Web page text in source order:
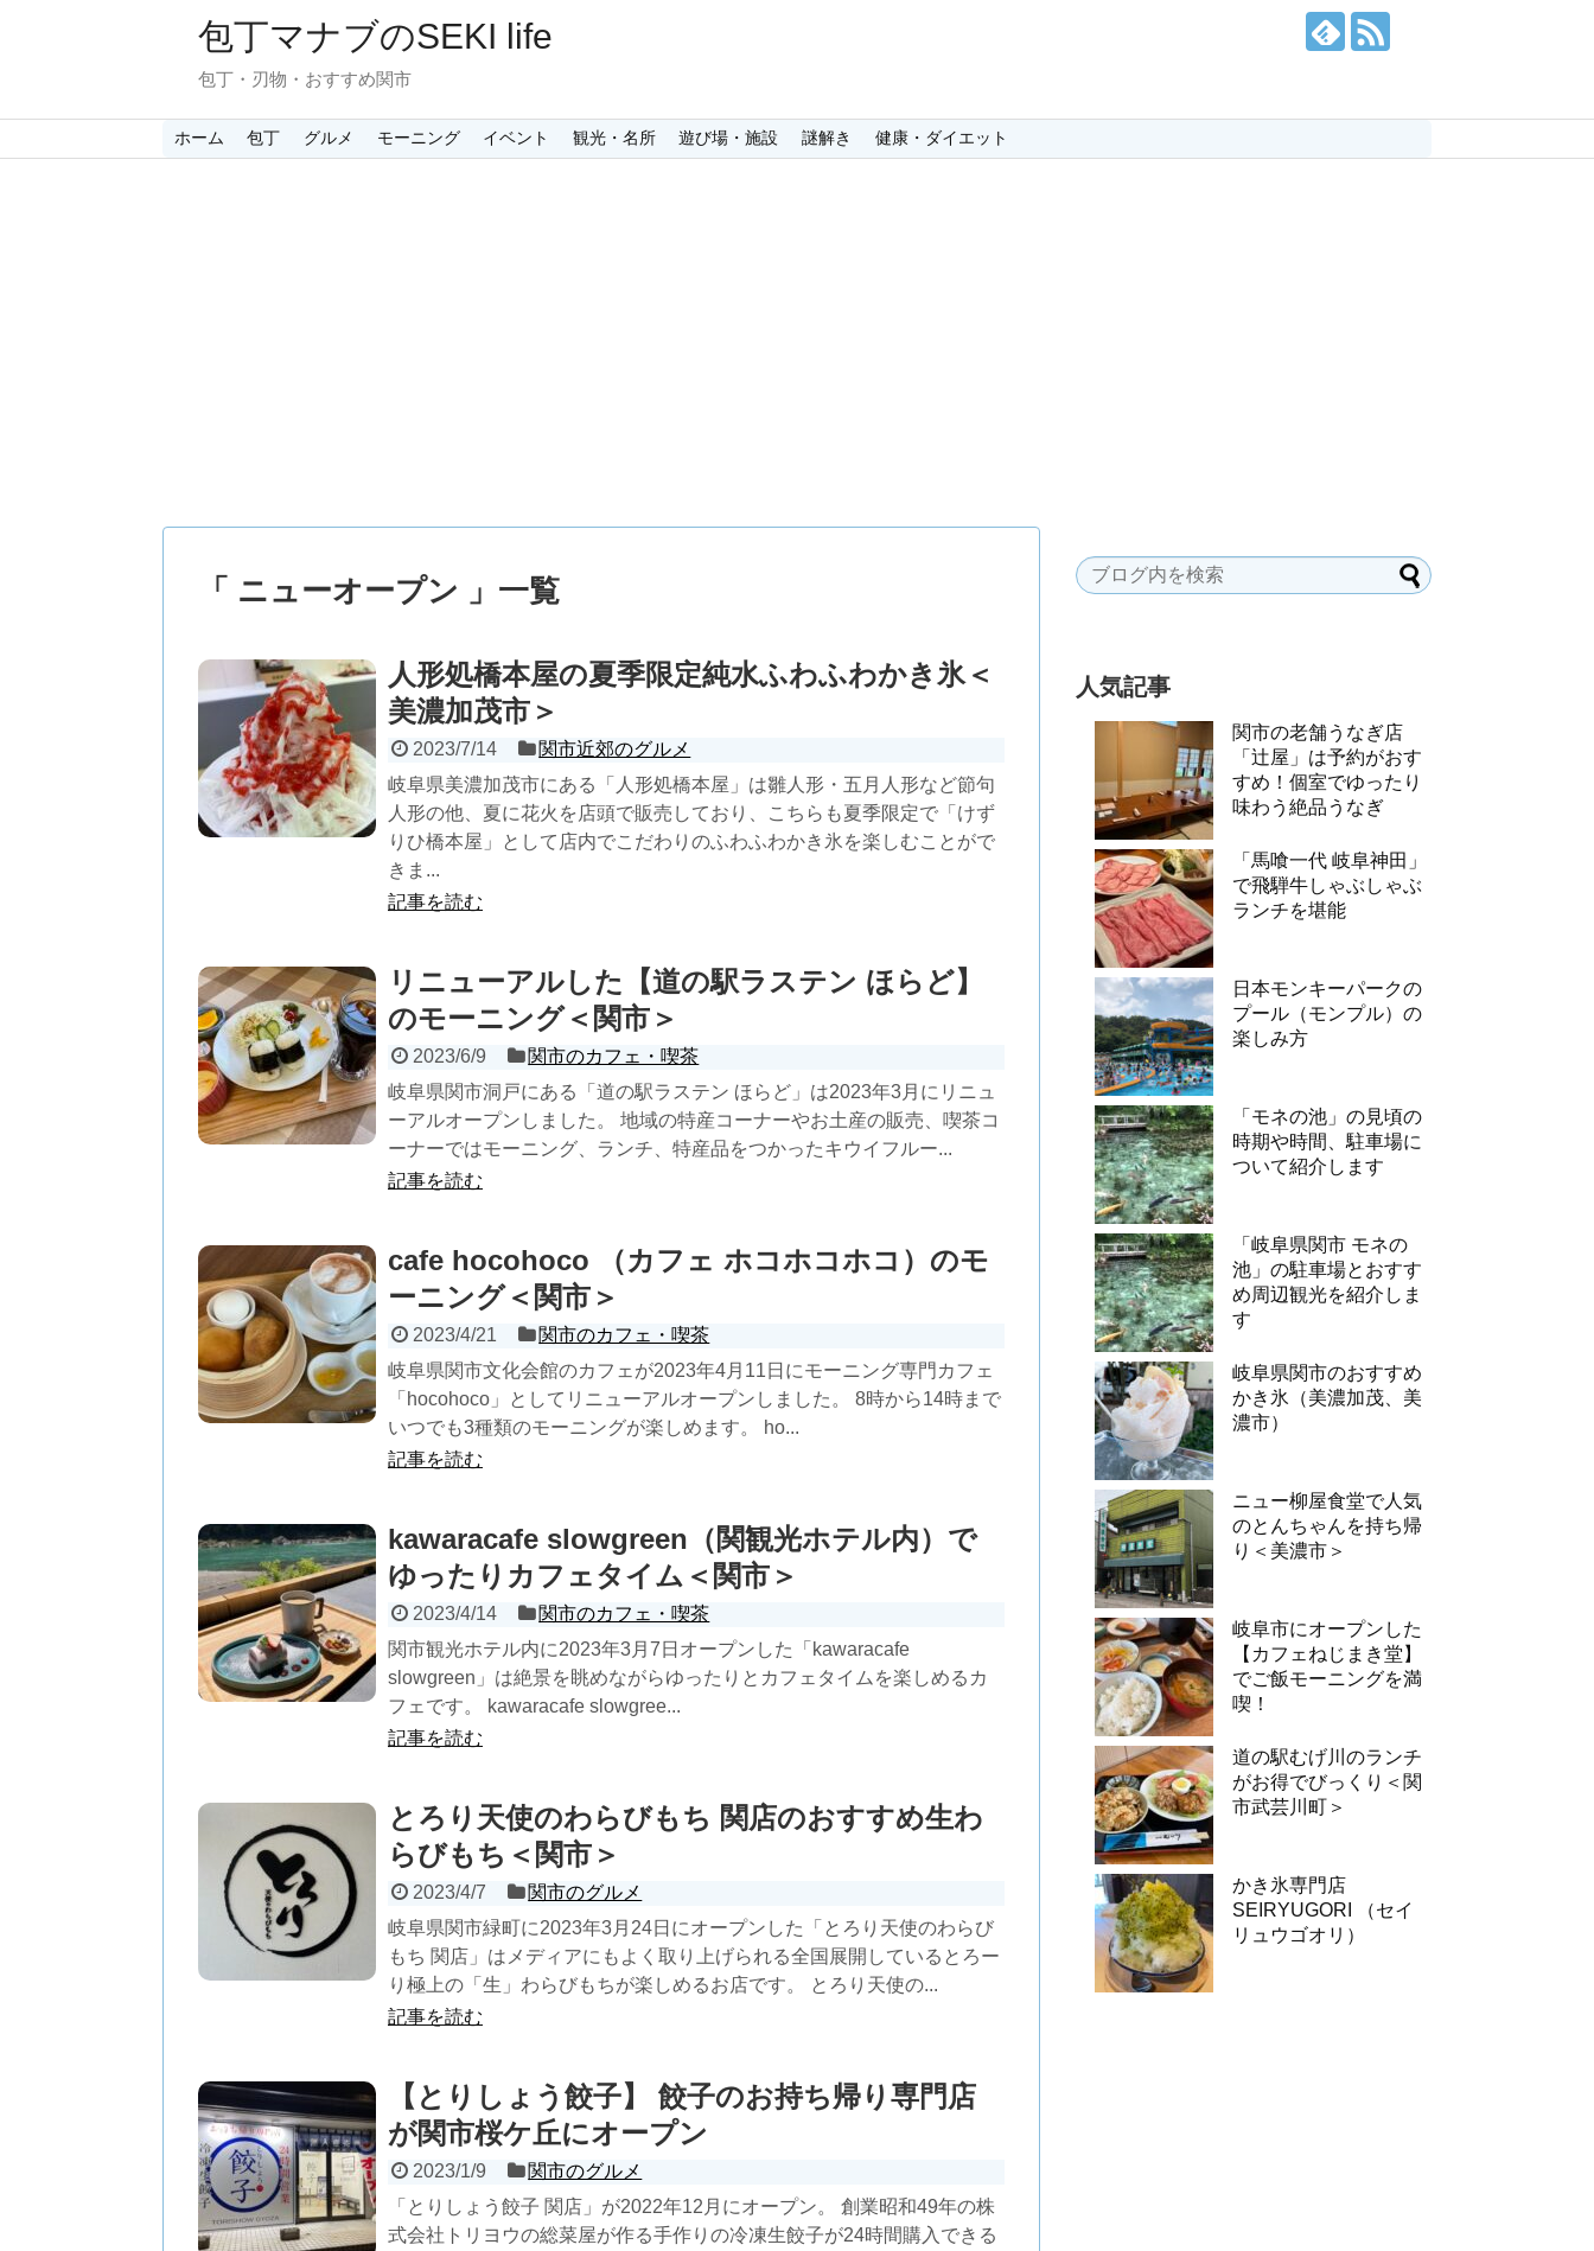
包丁マナブのSEKI life
包丁・刃物・おすすめ関市
ホーム 包丁 グルメ モーニング イベント 観光・名所 遊び場・施設 謎解き 健康・ダイエット
「 ニューオープン 」一覧
人形処橋本屋の夏季限定純水ふわふわかき氷＜
美濃加茂市＞
2023/7/14
関市近郊のグルメ
岐阜県美濃加茂市にある「人形処橋本屋」は雛人形・五月人形など節句
人形の他、夏に花火を店頭で販売しており、こちらも夏季限定で「けず
りひ橋本屋」として店内でこだわりのふわふわかき氷を楽しむことがで
きま...
記事を読む
リニューアルした【道の駅ラステン ほらど】
のモーニング＜関市＞
2023/6/9
関市のカフェ・喫茶
岐阜県関市洞戸にある「道の駅ラステン ほらど」は2023年3月にリニュ
ーアルオープンしました。 地域の特産コーナーやお土産の販売、喫茶コ
ーナーではモーニング、ランチ、特産品をつかったキウイフルー...
記事を読む
cafe hocohoco （カフェ ホコホコホコ）のモ
ーニング＜関市＞
2023/4/21
関市のカフェ・喫茶
岐阜県関市文化会館のカフェが2023年4月11日にモーニング専門カフェ
「hocohoco」としてリニューアルオープンしました。 8時から14時まで
いつでも3種類のモーニングが楽しめます。 ho...
記事を読む
kawaracafe slowgreen（関観光ホテル内）で
ゆったりカフェタイム＜関市＞
2023/4/14
関市のカフェ・喫茶
関市観光ホテル内に2023年3月7日オープンした「kawaracafe
slowgreen」は絶景を眺めながらゆったりとカフェタイムを楽しめるカ
フェです。 kawaracafe slowgree...
記事を読む
とろり天使のわらびもち 関店のおすすめ生わ
らびもち＜関市＞
2023/4/7
関市のグルメ
岐阜県関市緑町に2023年3月24日にオープンした「とろり天使のわらび
もち 関店」はメディアにもよく取り上げられる全国展開しているとろー
り極上の「生」わらびもちが楽しめるお店です。 とろり天使の...
記事を読む
【とりしょう餃子】 餃子のお持ち帰り専門店
が関市桜ケ丘にオープン
2023/1/9
関市のグルメ
「とりしょう餃子 関店」が2022年12月にオープン。 創業昭和49年の株
式会社トリヨウの総菜屋が作る手作りの冷凍生餃子が24時間購入できる
人気記事
関市の老舗うなぎ店
「辻屋」は予約がおす
すめ！個室でゆったり
味わう絶品うなぎ
「馬喰一代 岐阜神田」
で飛騨牛しゃぶしゃぶ
ランチを堪能
日本モンキーパークの
プール（モンプル）の
楽しみ方
「モネの池」の見頃の
時期や時間、駐車場に
ついて紹介します
「岐阜県関市 モネの
池」の駐車場とおすす
め周辺観光を紹介しま
す
岐阜県関市のおすすめ
かき氷（美濃加茂、美
濃市）
ニュー柳屋食堂で人気
のとんちゃんを持ち帰
り＜美濃市＞
岐阜市にオープンした
【カフェねじまき堂】
でご飯モーニングを満
喫！
道の駅むげ川のランチ
がお得でびっくり＜関
市武芸川町＞
かき氷専門店
SEIRYUGORI （セイ
リュウゴオリ）